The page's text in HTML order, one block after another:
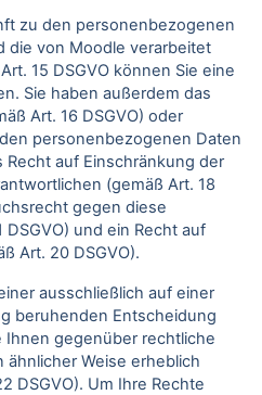
zu den personenbezogenen
die von Moodle verarbeitet
15 DSGVO können Sie eine
Sie haben außerdem das
Art. 16 DSGVO) oder
personenbezogenen Daten
Recht auf Einschränkung der
(gemäß Art. 18
gegen diese
und ein Recht auf
Art. 20 DSGVO).
ausschließlich auf einer
beruhenden Entscheidung
gegenüber rechtliche
Weise erheblich
DSGVO). Um Ihre Rechte